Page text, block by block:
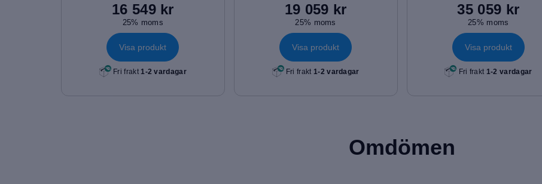
16 549 kr
25% moms
Visa produkt
Fri frakt1-2 vardagar
19 059 kr
25% moms
Visa produkt
Fri frakt 1-2 vardagar
35 059 kr
25% moms
Visa produkt
Fri frakt 1-2 vardagar
Omdömen